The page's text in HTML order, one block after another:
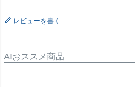
レビューを書く
AIおススメ商品